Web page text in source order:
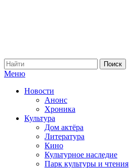
Меню
Новости
Анонс
Хроника
Культура
Дом актёра
Литература
Кино
Культурное наследие
Парк культуры и чтения